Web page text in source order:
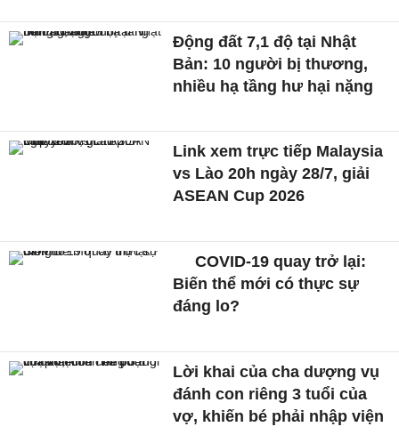
Động đất 7,1 độ tại Nhật
Bản: 10 người bị thương,
nhiều hạ tầng hư hại nặng
Link xem trực tiếp Malaysia
vs Lào 20h ngày 28/7, giải
ASEAN Cup 2026
COVID-19 quay trở lại:
Biến thể mới có thực sự
đáng lo?
Lời khai của cha dượng vụ
đánh con riêng 3 tuổi của
vợ, khiến bé phải nhập viện